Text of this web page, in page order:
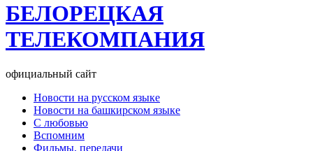
БЕЛОРЕЦКАЯ
ТЕЛЕКОМПАНИЯ
официальный сайт
Новости на русском языке
Новости на башкирском языке
С любовью
Вспомним
Фильмы, передачи